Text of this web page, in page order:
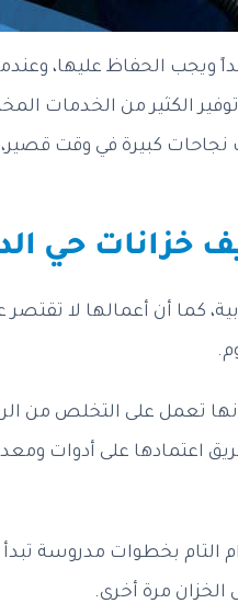
ويجب الحفاظ عليها،
الكثير من الخدمات
نجاحات كبيرة في وقت
حي
أن أعمالها لا تقتصر
تعمل على التخلص من
اعتمادها على أدوات
التام بخطوات مدروسة
مرة أخرى.